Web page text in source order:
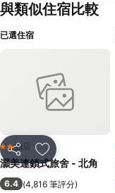
與類似住宿比較
已選住宿
分享 放到收藏夾
2 星級酒店
灝美連鎖式旅舍 - 北角
6.4 (4,816 筆評分)